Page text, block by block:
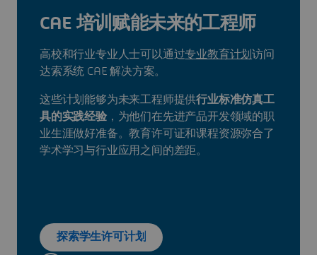
CAE 培训赋能未来的工程师
高校和行业专业人士可以通过专业教育计划访问
达索系统 CAE 解决方案。
这些计划能够为未来工程师提供行业标准仿真工
具的实践经验，为他们在先进产品开发领域的职
业生涯做好准备。教育许可证和课程资源弥合了
学术学习与行业应用之间的差距。
探索学生许可计划